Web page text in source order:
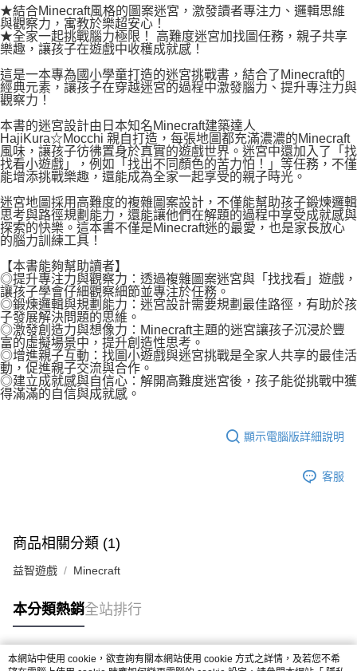
「AFTEE先享後付」，若未經同意申辦者引起之損失，本公司不負相關責
任。
４．使用「AFTEE先享後付」時，將依據個別帳號之用戶狀況，依本公司即
時審查核予不同之上限額度；若仍有額度不足之情形，本公司將視審查結果
請求用戶進行身份認證。
５．嚴禁一人註冊多個帳號或使用他人資訊註冊。若發現惡意使用之情形，
恩沛科技股份有限公司將有權停止該用戶之使用額度並採取法律行動。
宅配
每筆NT$100，滿NT$800(含以上)免運費
國家/地區配送
★結合Minecraft風格的圖案迷宮，激發讀者專注力、邏輯思維
與觀察力，寓教於樂超安心！
★全家一起挑戰腦力極限！ 高難度迷宮加找圖任務，親子共享
樂趣，讓孩子在遊戲中收穫成就感！
這是一本專為國小學童打造的迷宮挑戰書，結合了Minecraft的
經典元素，讓孩子在穿越迷宮的過程中激發腦力、提升專注力與
觀察力！
本書的迷宮設計由日本知名Minecraft建築達人
HajiKura☆Mocchi 親自打造，每張地圖都充滿濃濃的Minecraft
風味，讓孩子彷彿置身於真實的遊戲世界。迷宮中還加入了「找
找看小遊戲」，例如「找出不同顏色的苦力怕！」等任務，不僅
能增添挑戰樂趣，還能成為全家一起享受的親子時光。
迷宮地圖採用高難度的複雜圖案設計，不僅能幫助孩子鍛煉邏輯
思考與路徑規劃能力，還能讓他們在解題的過程中享受成就感與
探索的快樂。這本書不僅是Minecraft迷的最愛，也是家長放心
的腦力訓練工具！
【本書能夠幫助讀者】
◎提升專注力與觀察力：透過複雜圖案迷宮與「找找看」遊戲，
讓孩子學會仔細觀察細節並專注於任務。
◎鍛煉邏輯與規劃能力：迷宮設計需要規劃最佳路徑，有助於孩
子發展解決問題的思維。
◎激發創造力與想像力：Minecraft主題的迷宮讓孩子沉浸於豐
富的虛擬場景中，提升創造性思考。
◎增進親子互動：找圖小遊戲與迷宮挑戰是全家人共享的最佳活
動，促進親子交流與合作。
◎建立成就感與自信心：解開高難度迷宮後，孩子能從挑戰中獲
得滿滿的自信與成就感。
顯示電腦版詳細說明
客服
商品相關分類 (1)
益智遊戲 Minecraft
本分類熱銷全站排行
本網站中使用 cookie，欲查詢有關本網站使用 cookie 方式之詳情，及若您不希